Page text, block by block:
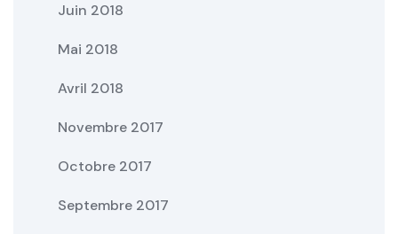
Juin 2018
Mai 2018
Avril 2018
Novembre 2017
Octobre 2017
Septembre 2017